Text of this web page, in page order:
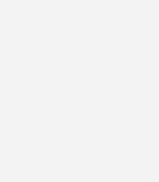
ausschöpfen ▪ Ob
und dennoch